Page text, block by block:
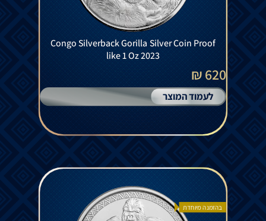
Congo Silverback Gorilla Silver Coin Proof
like 1 Oz 2023
620 ₪
לעמוד המוצר
בהזמנה מיוחדת